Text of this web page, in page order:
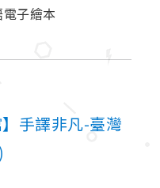
電子繪本
】手譯非凡-臺灣